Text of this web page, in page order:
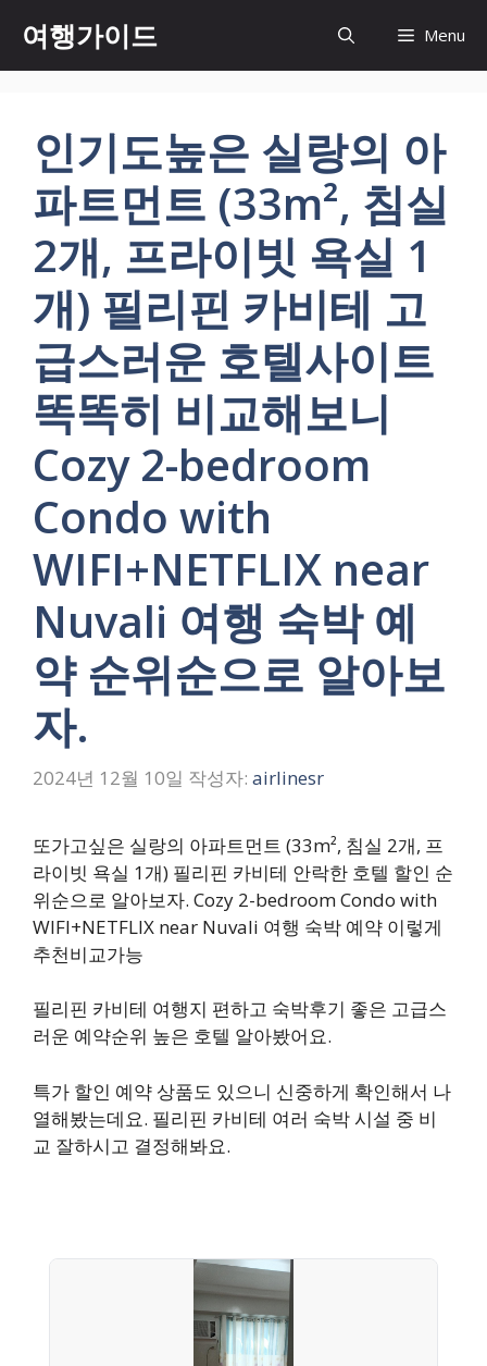
츠
여행가이드 Menu
인기도높은 실랑의 아
파트먼트 (33m², 침실
2개, 프라이빗 욕실 1
개) 필리핀 카비테 고
급스러운 호텔사이트
똑똑히 비교해보니
Cozy 2-bedroom
Condo with
WIFI+NETFLIX near
Nuvali 여행 숙박 예
약 순위순으로 알아보
자.
2024년 12월 10일 작성자: airlinesr
또가고싶은 실랑의 아파트먼트 (33m², 침실 2개, 프
라이빗 욕실 1개) 필리핀 카비테 안락한 호텔 할인 순
위순으로 알아보자. Cozy 2-bedroom Condo with
WIFI+NETFLIX near Nuvali 여행 숙박 예약 이렇게
추천비교가능
필리핀 카비테 여행지 편하고 숙박후기 좋은 고급스
러운 예약순위 높은 호텔 알아봤어요.
특가 할인 예약 상품도 있으니 신중하게 확인해서 나
열해봤는데요. 필리핀 카비테 여러 숙박 시설 중 비
교 잘하시고 결정해봐요.